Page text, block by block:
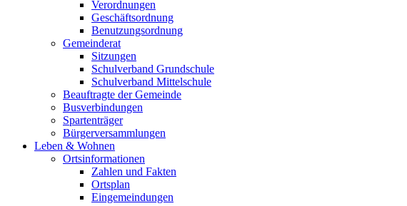
Verordnungen
Geschäftsordnung
Benutzungsordnung
Gemeinderat
Sitzungen
Schulverband Grundschule
Schulverband Mittelschule
Beauftragte der Gemeinde
Busverbindungen
Spartenträger
Bürgerversammlungen
Leben & Wohnen
Ortsinformationen
Zahlen und Fakten
Ortsplan
Eingemeindungen